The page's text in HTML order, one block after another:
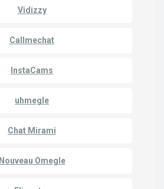
Vidizzy
Callmechat
InstaCams
uhmegle
Chat Mirami
Nouveau Omegle